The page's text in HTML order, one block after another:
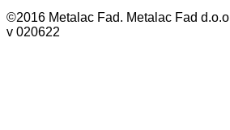
©2016 Metalac Fad. Metalac Fad d.o.o
v 020622